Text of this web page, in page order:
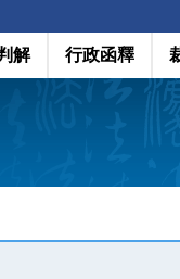
解 行政函釋